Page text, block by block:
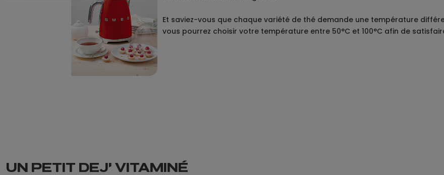
Et saviez-vous que chaque variété de thé demande une température
vous pourrez choisir votre température entre 50°C et 100°C afin de
UN PETIT DEJ’ VITAMINÉ